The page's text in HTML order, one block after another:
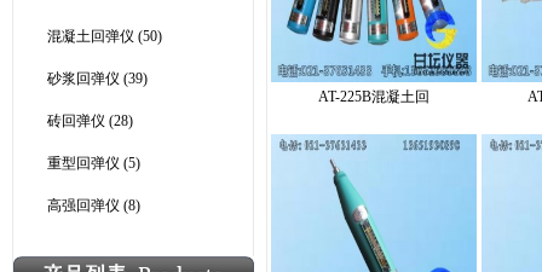
混凝土回弹仪 (50)
砂浆回弹仪 (39)
砖回弹仪 (28)
重型回弹仪 (5)
高强回弹仪 (8)
AT-225B混凝土回